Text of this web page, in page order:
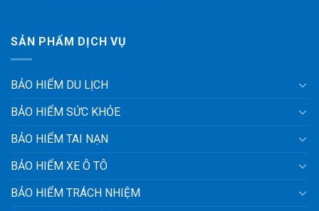
SẢN PHẨM DỊCH VỤ
BẢO HIỂM DU LỊCH
BẢO HIỂM SỨC KHỎE
BẢO HIỂM TAI NẠN
BẢO HIỂM XE Ô TÔ
BẢO HIỂM TRÁCH NHIỆM